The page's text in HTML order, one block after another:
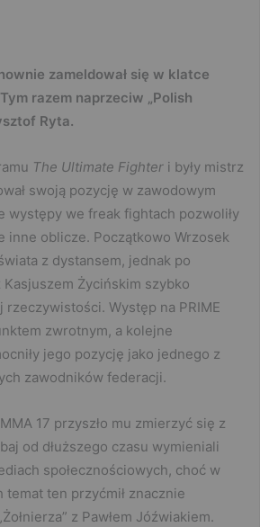
zameldował się w klatce
razem naprzeciw „Polish
Ryta.
The Ultimate Fighter i były mistrz
swoją pozycję w zawodowym
występy we freak fightach pozwoliły
inne oblicze. Początkowo Wrzosek
z dystansem, jednak po
Kasjuszem Życińskim szybko
rzeczywistości. Występ na PRIME
zwrotnym, a kolejne
jego pozycję jako jednego z
zawodników federacji.
17 przyszło mu zmierzyć się z
od dłuższego czasu wymieniali
społecznościowych, choć w
ten przyćmił znacznie
z Pawłem Jóźwiakiem.